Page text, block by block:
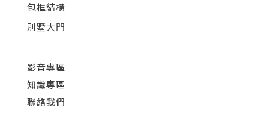
包框結構
別墅大門
影音專區
知識專區
聯絡我們